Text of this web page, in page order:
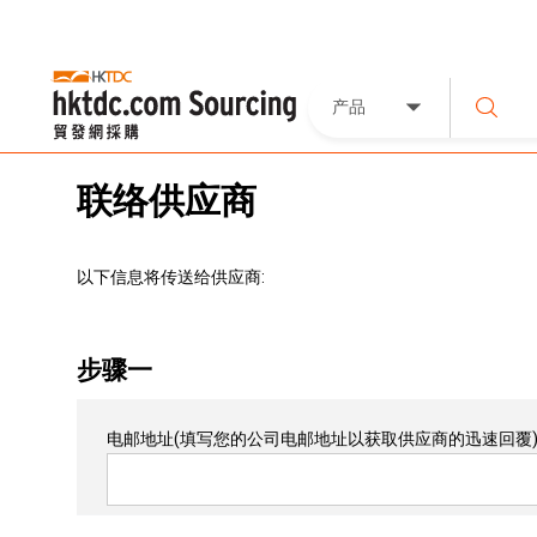
产品
联络供应商
以下信息将传送给供应商:
步骤一
电邮地址(填写您的公司电邮地址以获取供应商的迅速回覆)